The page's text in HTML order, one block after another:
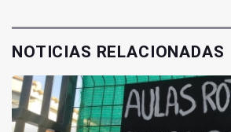
NOTICIAS RELACIONADAS